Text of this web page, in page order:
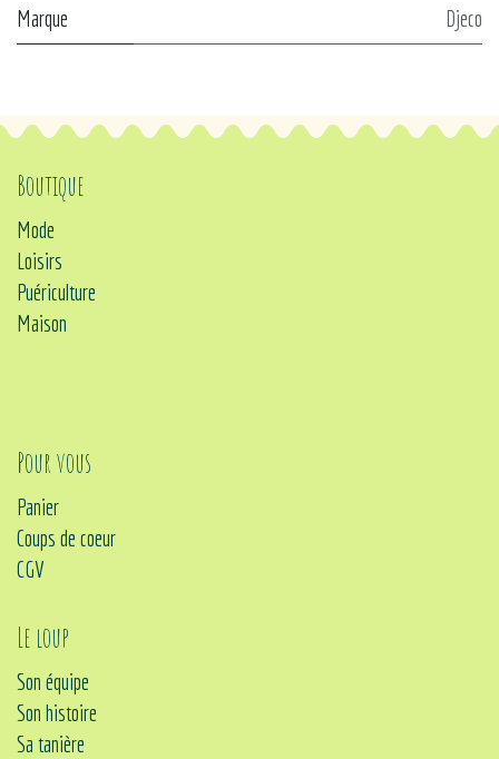
Marque Djeco
Boutique
Mode
Loisirs
Puériculture
Maison
Pour vous
Panier
Coups de coeur
CGV
Le loup
Son équipe
Son histoire
Sa tanière